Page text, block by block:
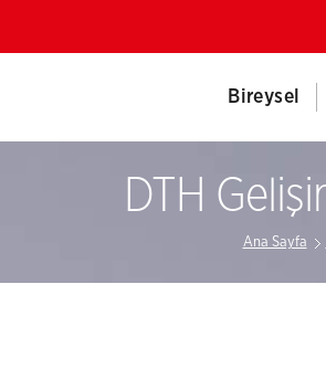
Bireysel
DTH
Ana Sayfa